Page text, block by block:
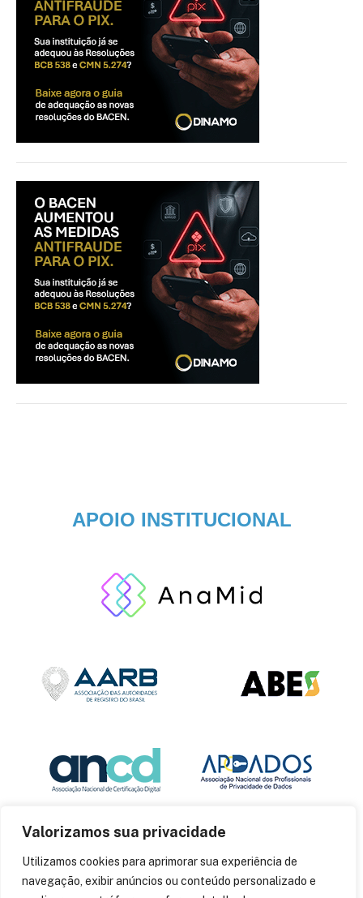
Valorizamos sua privacidade
Utilizamos cookies para aprimorar sua experiência de
navegação, exibir anúncios ou conteúdo personalizado e
APOIO INSTITUCIONAL